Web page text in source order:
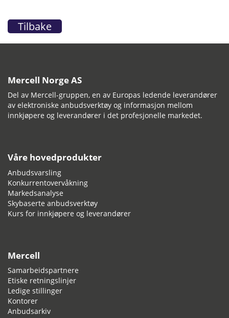
Tilbake
Mercell Norge AS
Del av Mercell-gruppen, en av Europas ledende leverandører
av elektroniske anbudsverktøy og informasjon mellom
innkjøpere og leverandører i det profesjonelle markedet.
Våre hovedprodukter
Anbudsvarsling
Konkurrentovervåkning
Markedsanalyse
Skybaserte anbudsverktøy
Kurs for innkjøpere og leverandører
Mercell
Samarbeidspartnere
Etiske retningslinjer
Ledige stillinger
Kontorer
Anbudsarkiv